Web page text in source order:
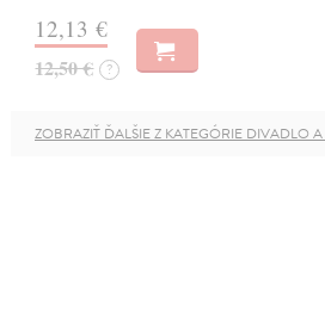
12,13 €
12,50 € ?
ZOBRAZIŤ ĎALŠIE Z KATEGÓRIE DIVADLO